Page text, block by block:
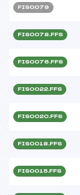
FIS0079
FIS0078.FFS
FIS0076.FFS
FIS0022.FFS
FIS0020.FFS
FIS0018.FFS
FIS0015.FFS